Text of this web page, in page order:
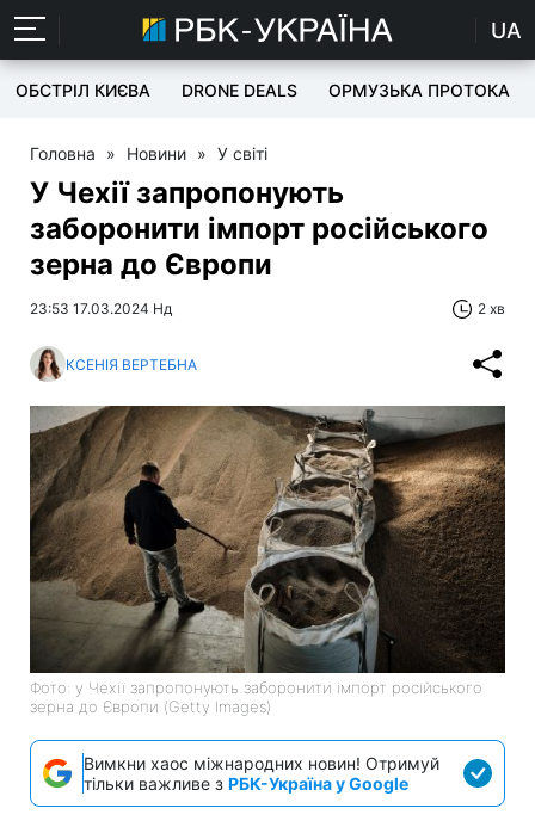
UA
ОБСТРІЛ КИЄВА DRONE DEALS ОРМУЗЬКА ПРОТОКА
Головна » Новини » У світі
У Чехії запропонують
заборонити імпорт російського
зерна до Європи
23:53 17.03.2024 Нд 2 хв
КСЕНІЯ ВЕРТЕБНА
Фото: у Чехії запропонують заборонити імпорт російського
зерна до Європи (Getty Images)
Вимкни хаос міжнародних новин! Отримуй
тільки важливе з РБК-Україна у Google